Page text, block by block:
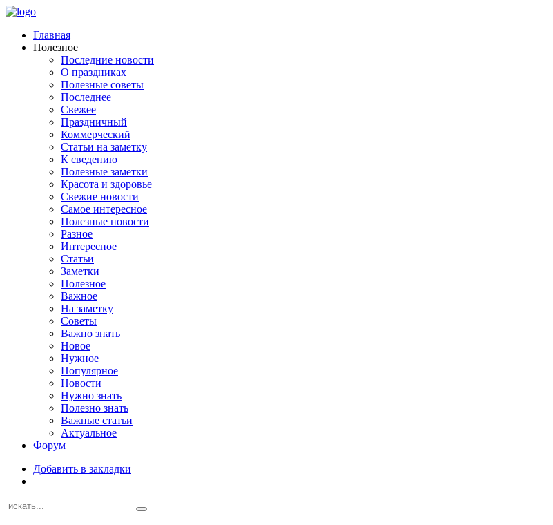
Главная
Полезное
Последние новости
О праздниках
Полезные советы
Последнее
Свежее
Праздничный
Коммерческий
Статьи на заметку
К сведению
Полезные заметки
Красота и здоровье
Свежие новости
Самое интересное
Полезные новости
Разное
Интересное
Статьи
Заметки
Полезное
Важное
На заметку
Советы
Важно знать
Новое
Нужное
Популярное
Новости
Нужно знать
Полезно знать
Важные статьи
Актуальное
Форум
Добавить в закладки